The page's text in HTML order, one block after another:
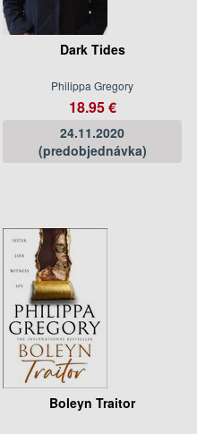
Dark Tides
Philippa Gregory
18.95 €
24.11.2020
(predobjednávka)
Boleyn Traitor